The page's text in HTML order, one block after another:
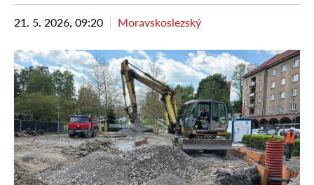
21. 5. 2026, 09:20 Moravskoslezský